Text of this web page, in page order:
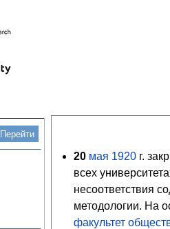
20 мая 1920 г.
всех
несоответствия
методологии. На
факультет